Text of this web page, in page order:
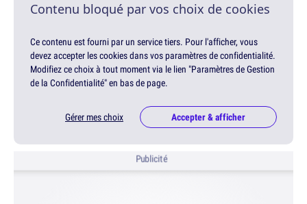
Contenu bloqué par vos choix de cookies
Ce contenu est fourni par un service tiers. Pour l'afficher, vous
devez accepter les cookies dans vos paramètres de confidentialité.
Modifiez ce choix à tout moment via le lien "Paramètres de Gestion
de la Confidentialité" en bas de page.
Gérer mes choix Accepter & afficher
Publicité